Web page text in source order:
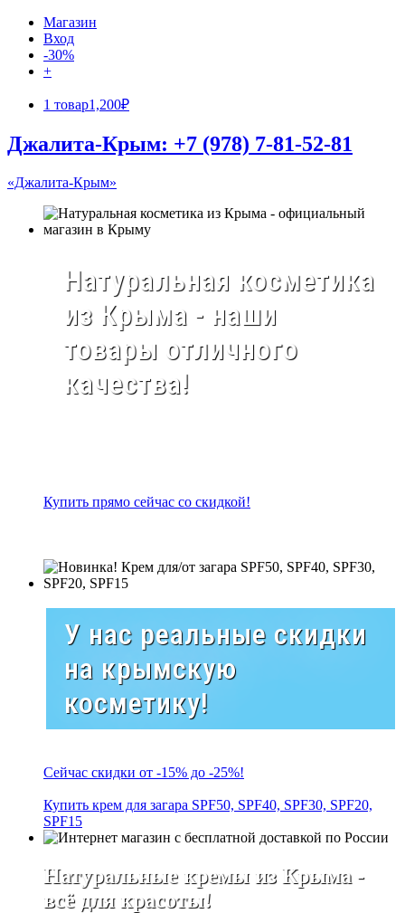
Магазин
Вход
-30%
+
1 товар1,200₽
Джалита-Крым: +7 (978) 7-81-52-81
«Джалита-Крым»
Натуральная косметика
из Крыма - наши
товары отличного
качества!
Купить прямо сейчас со скидкой!
У нас реальные скидки
на крымскую
косметику!
Сейчас скидки от -15% до -25%!
Купить крем для загара SPF50, SPF40, SPF30, SPF20,
SPF15
Натуральные кремы из Крыма -
всё для красоты!